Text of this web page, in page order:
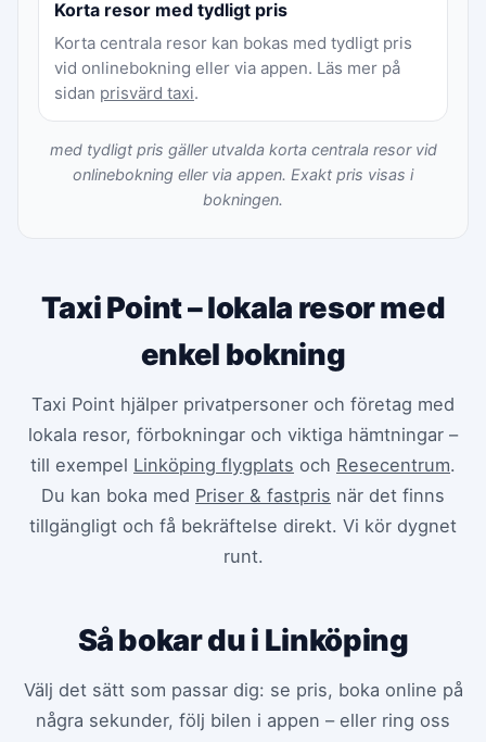
Korta resor med tydligt pris
Korta centrala resor kan bokas med tydligt pris
vid onlinebokning eller via appen. Läs mer på
sidan prisvärd taxi.
med tydligt pris gäller utvalda korta centrala resor vid
onlinebokning eller via appen. Exakt pris visas i
bokningen.
Taxi Point – lokala resor med
enkel bokning
Taxi Point hjälper privatpersoner och företag med
lokala resor, förbokningar och viktiga hämtningar –
till exempel Linköping flygplats och Resecentrum.
Du kan boka med Priser & fastpris när det finns
tillgängligt och få bekräftelse direkt. Vi kör dygnet
runt.
Så bokar du i Linköping
Välj det sätt som passar dig: se pris, boka online på
några sekunder, följ bilen i appen – eller ring oss